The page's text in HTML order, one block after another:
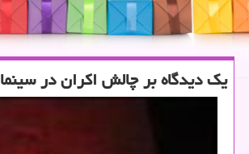
یك دیدگاه بر چالش اكران در سینما